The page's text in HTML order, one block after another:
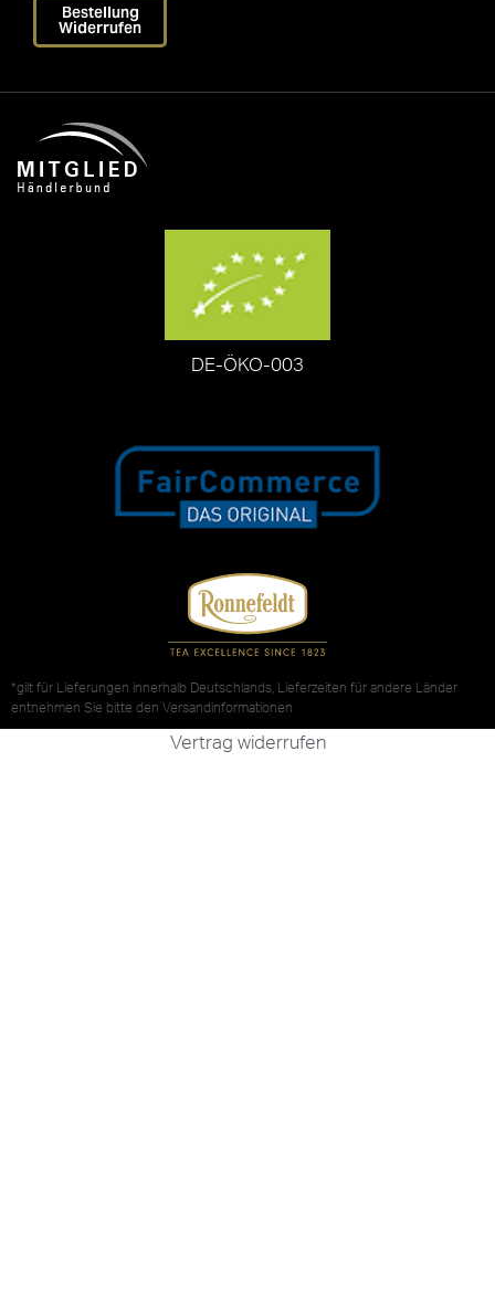
Bestellung
Widerrufen
DE-ÖKO-003
*gilt für Lieferungen innerhalb Deutschlands, Lieferzeiten für andere Länder
entnehmen Sie bitte den Versandinformationen
Vertrag widerrufen